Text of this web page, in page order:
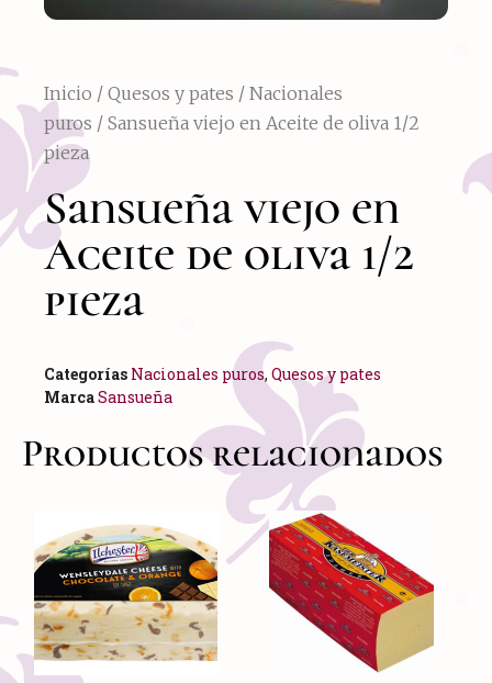
Inicio / Quesos y pates / Nacionales
puros / Sansueña viejo en Aceite de oliva 1/2
pieza
Sansueña viejo en
Aceite de oliva 1/2
pieza
Categorías Nacionales puros, Quesos y pates
MarcaSansueña
Productos relacionados